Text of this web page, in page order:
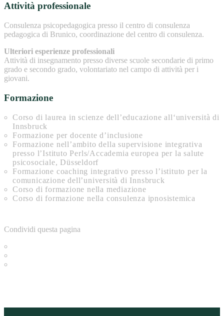
Attività professionale
Consulenza psicopedagogica presso il centro di consulenza
pedagogica di Brunico, coordinazione del centro di consulenza.
Ulteriori esperienze professionali
Attività di insegnamento presso diverse scuole secondarie di primo
grado e secondo grado, volontariato nel campo di attività per i
giovani.
Formazione
Corso di laurea in scienze dell’educazione all‘università di
Innsbruck
Formazione per docente d’inclusione
Formazione nell’ambito della supervisione integrativa
presso l’Istituto Perls/Accademia europea per la salute
psicosociale, Düsseldorf
Formazione coaching integrativo presso l’istituto per la
comunicazione dell’università di Innsbruck
Corso di formazione nella mediazione
Corso di formazione nella consulenza ipnosistemica
Condividi questa pagina